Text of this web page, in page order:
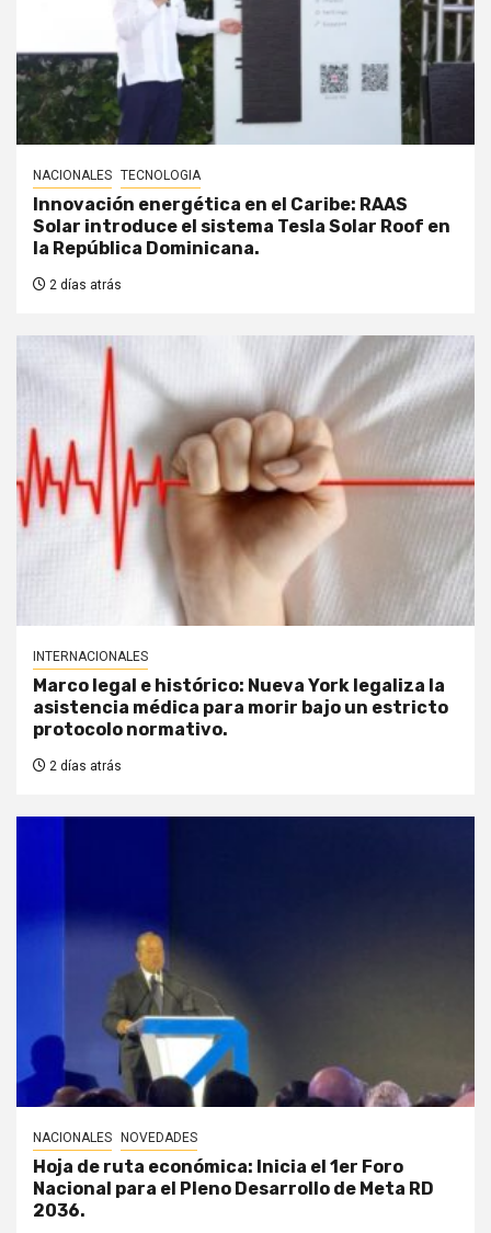
NACIONALES TECNOLOGIA
Innovación energética en el Caribe: RAAS
Solar introduce el sistema Tesla Solar Roof en
la República Dominicana.
2 días atrás
INTERNACIONALES
Marco legal e histórico: Nueva York legaliza la
asistencia médica para morir bajo un estricto
protocolo normativo.
2 días atrás
NACIONALES NOVEDADES
Hoja de ruta económica: Inicia el 1er Foro
Nacional para el Pleno Desarrollo de Meta RD
2036.